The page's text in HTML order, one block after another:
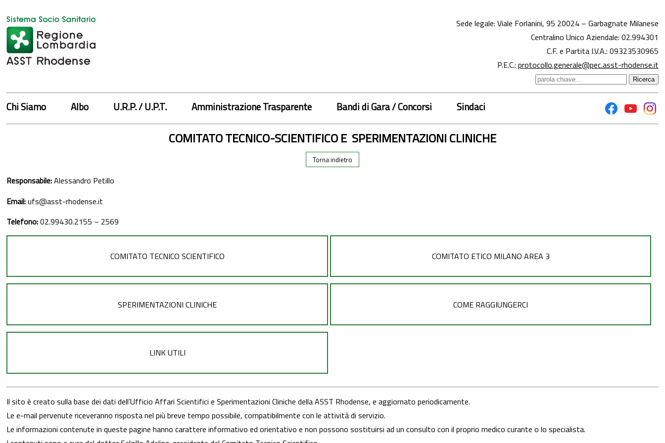
Sede legale: Viale Forlanini, 95 20024 – Garbagnate Milanese
Centralino Unico Aziendale: 02.994301
C.F. e Partita I.V.A.: 09323530965
P.E.C.: protocollo.generale@pec.asst-rhodense.it
Chi Siamo Albo U.R.P. / U.P.T. Amministrazione Trasparente Bandi di Gara / Concorsi Sindaci
COMITATO TECNICO-SCIENTIFICO E SPERIMENTAZIONI CLINICHE
Torna indietro
Responsabile:Alessandro Petillo
Email:ufs@asst-rhodense.it
Telefono:02.99430.2155 – 2569
COMITATO TECNICO SCIENTIFICO COMITATO ETICO MILANO AREA 3
SPERIMENTAZIONI CLINICHE COME RAGGIUNGERCI
LINK UTILI
Il sito è creato sulla base dei dati dell’Ufficio Affari Scientifici e Sperimentazioni Cliniche della ASST Rhodense, e aggiornato periodicamente.
Le e-mail pervenute riceveranno risposta nel più breve tempo possibile, compatibilmente con le attività di servizio.
Le informazioni contenute in queste pagine hanno carattere informativo ed orientativo e non possono sostituirsi ad un consulto con il proprio medico curante o lo specialista.